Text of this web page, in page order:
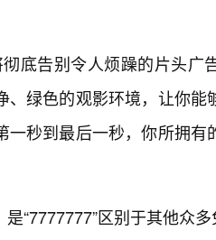
彻底告别令人烦躁的片头广
绿色的观影环境，让你能
秒到最后一秒，你所拥有
“7777777”区别于其他众多